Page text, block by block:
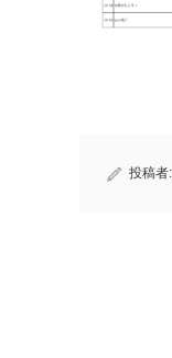
投稿者: